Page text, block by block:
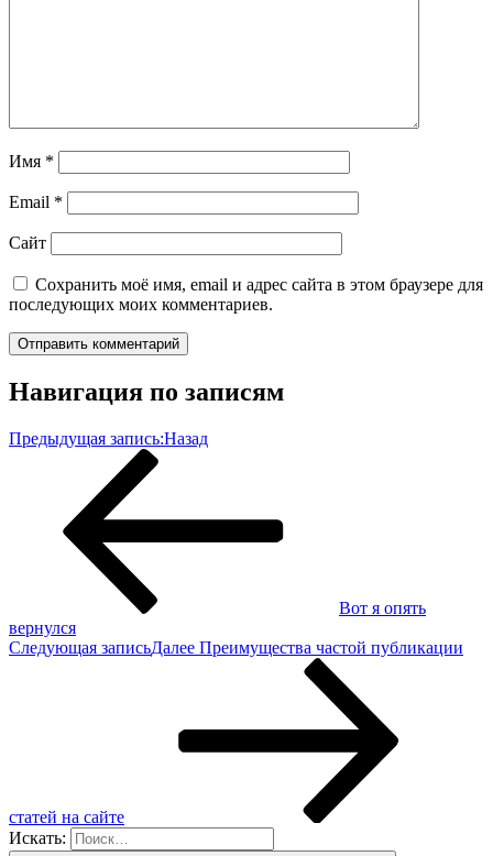
Имя *
Email *
Сайт
Сохранить моё имя, email и адрес сайта в этом браузере для
последующих моих комментариев.
Навигация по записям
Предыдущая запись:Назад
Вот я опять
вернулся
Следующая записьДалее Преимущества частой публикации
статей на сайте
Искать: